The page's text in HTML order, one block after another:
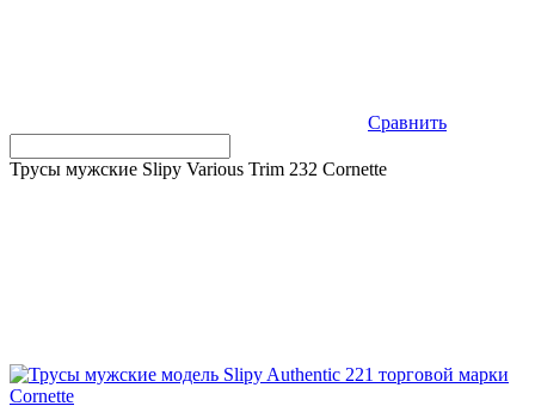
Сравнить
Трусы мужские Slipy Various Trim 232 Cornette